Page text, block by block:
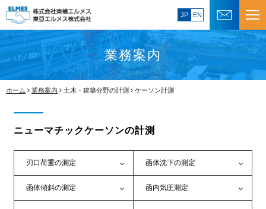
JP EN
業務案内
ホーム 業務案内 土木・建築分野の計測 ケーソン計測
ニューマチックケーソンの計測
刃口荷重の測定 函体沈下の測定
函体傾斜の測定 函内気圧測定